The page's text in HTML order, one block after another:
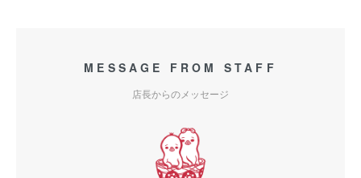
MESSAGE FROM STAFF
店長からのメッセージ